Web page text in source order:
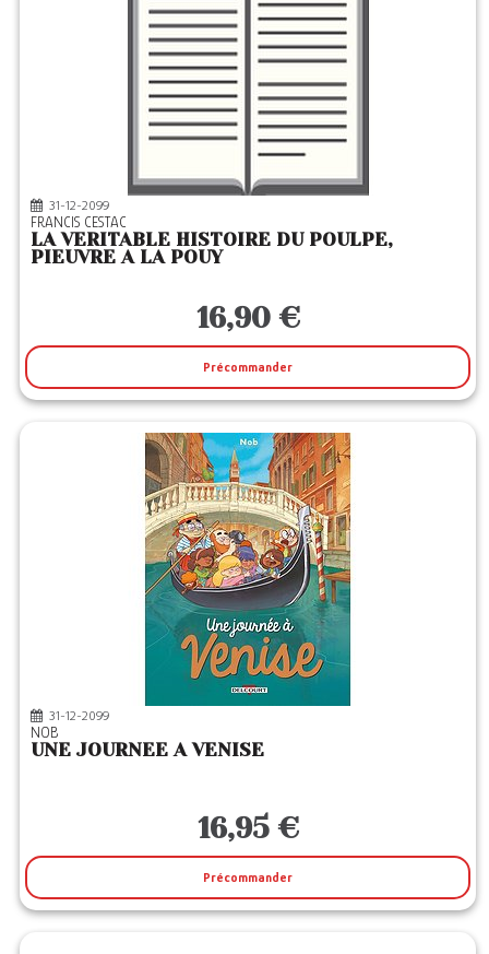
31-12-2099
FRANCIS CESTAC
LA VERITABLE HISTOIRE DU POULPE,
PIEUVRE A LA POUY
16,90 €
Précommander
31-12-2099
NOB
UNE JOURNEE A VENISE
16,95 €
Précommander